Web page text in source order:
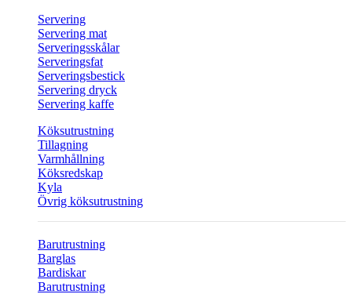
Servering
Servering mat
Serveringsskålar
Serveringsfat
Serveringsbestick
Servering dryck
Servering kaffe
Köksutrustning
Tillagning
Varmhållning
Köksredskap
Kyla
Övrig köksutrustning
Barutrustning
Barglas
Bardiskar
Barutrustning